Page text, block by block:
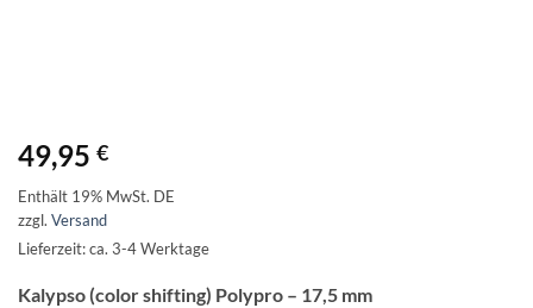
49,95 €
Enthält 19% MwSt. DE
zzgl. Versand
Lieferzeit: ca. 3-4 Werktage
Kalypso (color shifting) Polypro – 17,5 mm